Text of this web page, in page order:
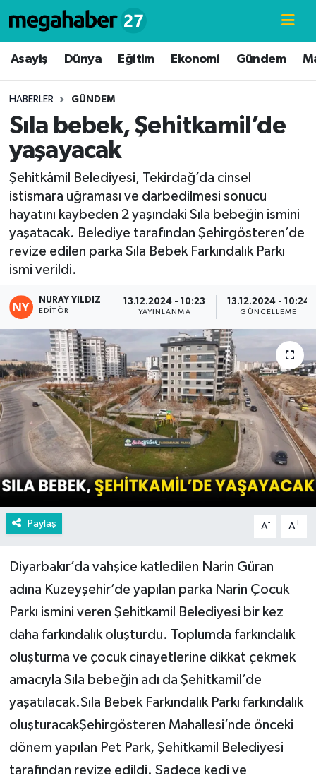
Asayiş Dünya Eğitim Ekonomi Gündem
HABERLER GÜNDEM
Sıla bebek, Şehitkamil’de
yaşayacak
Şehitkâmil Belediyesi, Tekirdağ’da cinsel
istismara uğraması ve darbedilmesi sonucu
hayatını kaybeden 2 yaşındaki Sıla bebeğin ismini
yaşatacak. Belediye tarafından Şehirgösteren’de
revize edilen parka Sıla Bebek Farkındalık Parkı
ismi verildi.
NURAY YILDIZ
EDITÖR
13.12.2024 - 10:23
YAYINLANMA
13.12.2024 - 10:24
GÜNCELLEME
Paylaş A- A+
Diyarbakır’da vahşice katledilen Narin Güran
adına Kuzeyşehir’de yapılan parka Narin Çocuk
Parkı ismini veren Şehitkamil Belediyesi bir kez
daha farkındalık oluşturdu. Toplumda farkındalık
oluşturma ve çocuk cinayetlerine dikkat çekmek
amacıyla Sıla bebeğin adı da Şehitkamil’de
yaşatılacak.Sıla Bebek Farkındalık Parkı farkındalık
oluşturacakŞehirgösteren Mahallesi’nde önceki
dönem yapılan Pet Park, Şehitkamil Belediyesi
tarafından revize edildi. Sadece kedi ve
Hava Durumu
Süper Lig Puan Durumu ve Fikstür
Tüm Manşetler
Son Dakika Haberleri
Haber Arşivi